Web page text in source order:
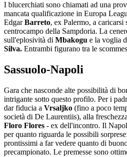
I blucerchiati sono chiamati ad una
mancata qualificazione in Europa
EdgarBarreto, ex Palermo, a caricarsi
centrocampo della Sampdoria. La
sull'eplosività di Mbakogu e la voglia
Silva. Entrambi figurano tra le
Sassuolo-Napoli
Gara che nasconde alte possibilità di
intrigante sotto questo profilo. Per i
dar fiducia a Vrsaljko (fino a poco
società di De Laurentiis), alla
Floro Flores - ex dell'incontro. Il
per quanto riguarda le possibili sorprese:
prontissimi a far vedere quanto di
precampionato. Le premesse sono